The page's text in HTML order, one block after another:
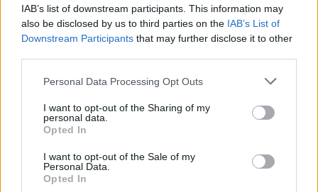
IAB’s list of downstream participants. This information may
also be disclosed by us to third parties on the IAB’s List of
Downstream Participants that may further disclose it to other
Personal Data Processing Opt Outs
I want to opt-out of the Sharing of my
personal data.
Opted In
I want to opt-out of the Sale of my
Personal Data.
Opted In
Η συμφωνία Arval-Athlon αναδιαμορφώνει την αγορά leasing
αναδιάρθρωσης
ΟΤΕ στη διεθνή σειρά δεικτών
Alpha Bank: Για πρώτη φορά το Αρχαίο Θέατρο Επιδαύρου άνοιξε τις
πύλες του σε όλους